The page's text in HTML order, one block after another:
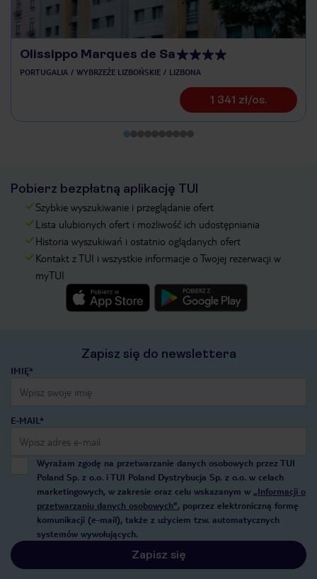
Olissippo Marques de Sa
PORTUGALIA WYBRZEŻE LIZBOŃSKIE LIZBONA
1 341 zł/os.
Pobierz bezpłatną aplikację TUI
Szybkie wyszukiwanie i przeglądanie ofert
Lista ulubionych ofert i możliwość ich udostępniania
Historia wyszukiwań i ostatnio oglądanych ofert
Kontakt z TUI i wszystkie informacje o Twojej rezerwacji w
myTUI
Zapisz się do newslettera
IMIĘ*
E-MAIL*
Wyrażam zgodę na przetwarzanie danych osobowych przez TUI
Poland Sp. z o.o. i TUI Poland Dystrybucja Sp. z o.o. w celach
marketingowych, w zakresie oraz celu wskazanym w „Informacji o
przetwarzaniu danych osobowych”, poprzez elektroniczną formę
komunikacji (e-mail), także z użyciem tzw. automatycznych
systemów wywołujących.
Zapisz się